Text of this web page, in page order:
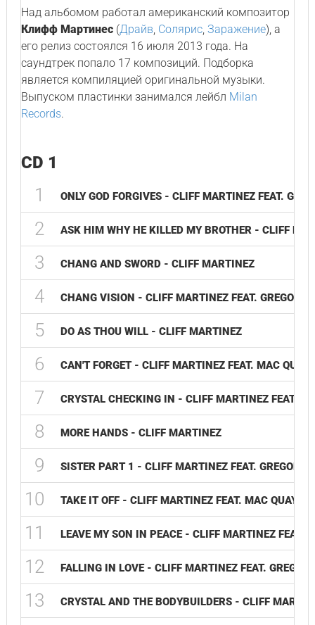
Над альбомом работал американский композитор
Клифф Мартинес(Драйв, Солярис, Заражение), а
его релиз состоялся 16 июля 2013 года. На
саундтрек попало 17 композиций. Подборка
является компиляцией оригинальной музыки.
Выпуском пластинки занимался лейбл Milan
Records.
CD 1
1 ONLY GOD FORGIVES - CLIFF MARTINEZ FEAT.
2 ASK HIM WHY HE KILLED MY BROTHER - CLIFF
3 CHANG AND SWORD - CLIFF MARTINEZ
4 CHANG VISION - CLIFF MARTINEZ FEAT. GREGORY
5 DO AS THOU WILL - CLIFF MARTINEZ
6 CAN'T FORGET - CLIFF MARTINEZ FEAT. MAC
7 CRYSTAL CHECKING IN - CLIFF MARTINEZ FEAT.
8 MORE HANDS - CLIFF MARTINEZ
9 SISTER PART 1 - CLIFF MARTINEZ FEAT. GREGORY
10 TAKE IT OFF - CLIFF MARTINEZ FEAT. MAC QUAYLE
11 LEAVE MY SON IN PEACE - CLIFF MARTINEZ FEAT.
12 FALLING IN LOVE - CLIFF MARTINEZ FEAT.
13 CRYSTAL AND THE BODYBUILDERS - CLIFF